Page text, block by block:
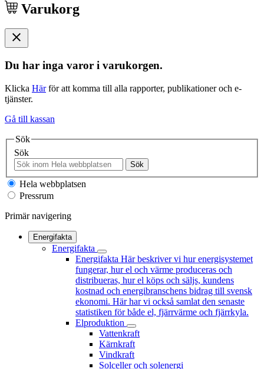
Varukorg
Du har inga varor i varukorgen.
Klicka Härför att komma till alla rapporter, publikationer och e-
tjänster.
Gå till kassan
Sök
Sök
Sök
Hela webbplatsen
Pressrum
Primär navigering
Energifakta
Energifakta
Energifakta Här beskriver vi hur energisystemet
fungerar, hur el och värme produceras och
distribueras, hur el köps och säljs, kundens
kostnad och energibranschens bidrag till svensk
ekonomi. Här har vi också samlat den senaste
statistiken för både el, fjärrvärme och fjärrkyla.
Elproduktion
Vattenkraft
Kärnkraft
Vindkraft
Solceller och solenergi